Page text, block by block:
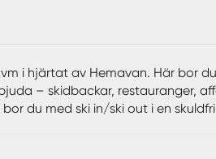
i hjärtat av Hemavan. Här bor
– skidbackar, restauranger,
du med ski in/ski out i en